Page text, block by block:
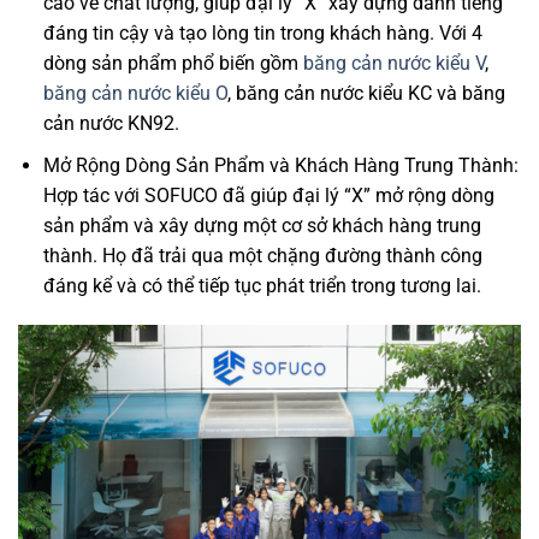
đáng tin cậy và tạo lòng tin trong khách hàng. Với 4
dòng sản phẩm phổ biến gồm băng cản nước kiểu V,
băng cản nước kiểu O, băng cản nước kiểu KC và băng
cản nước KN92.
Mở Rộng Dòng Sản Phẩm và Khách Hàng Trung Thành:
Hợp tác với SOFUCO đã giúp đại lý “X” mở rộng dòng
sản phẩm và xây dựng một cơ sở khách hàng trung
thành. Họ đã trải qua một chặng đường thành công
đáng kể và có thể tiếp tục phát triển trong tương lai.